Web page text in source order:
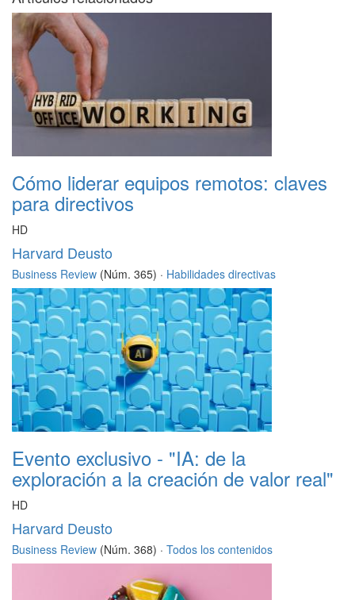
Cómo liderar equipos remotos: claves
para directivos
HD
Harvard Deusto
Business Review (Núm. 365) · Habilidades directivas
Evento exclusivo - "IA: de la
exploración a la creación de valor real"
HD
Harvard Deusto
Business Review (Núm. 368) · Todos los contenidos